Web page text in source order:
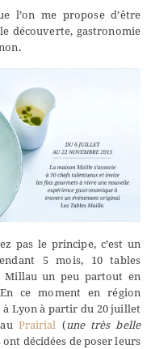
l’on me propose d’être
découverte, gastronomie
pas le principe, c’est un
5 mois, 10 tables
Millau un peu partout en
ce moment en région
à Lyon à partir du 20 juillet
Prairial ( une très belle
ont décidées de poser leurs